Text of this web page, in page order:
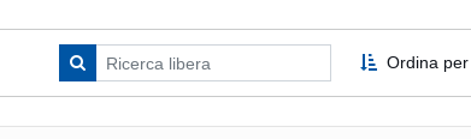
Ordina